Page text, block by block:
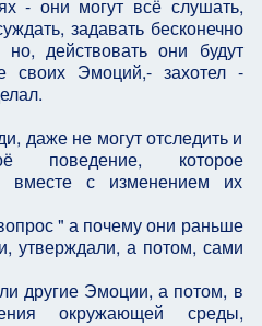
- они могут всё слушать,
задавать бесконечно
действовать они будут
своих Эмоций,- захотел -
даже не могут отследить и
поведение, которое
вместе с изменением их
" а почему они раньше
утверждали, а потом, сами
другие Эмоции, а потом, в
окружающей среды,